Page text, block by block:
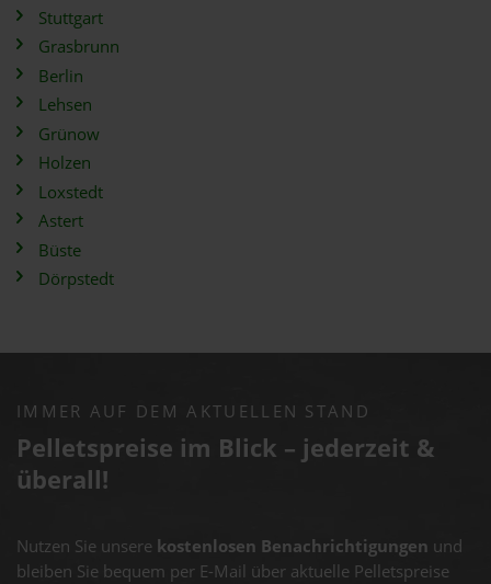
Stuttgart
Grasbrunn
Berlin
Lehsen
Grünow
Holzen
Loxstedt
Astert
Büste
Dörpstedt
IMMER AUF DEM AKTUELLEN STAND
Pelletspreise im Blick – jederzeit &
überall!
Nutzen Sie unsere kostenlosen Benachrichtigungen und
bleiben Sie bequem per E-Mail über aktuelle Pelletspreise